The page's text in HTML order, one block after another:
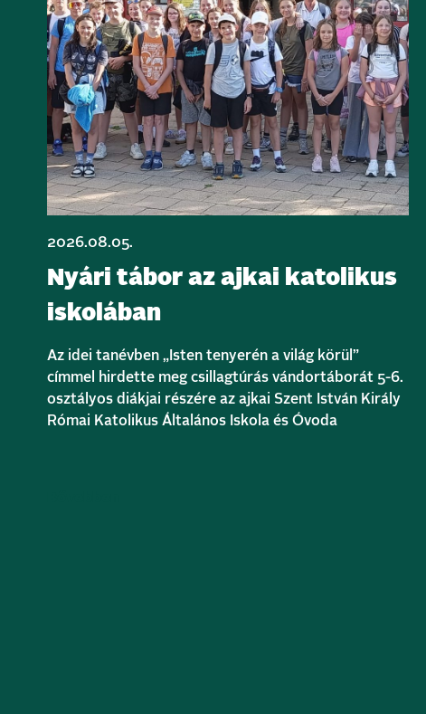
2026.08.05.
Nyári tábor az ajkai katolikus
iskolában
Az idei tanévben „Isten tenyerén a világ körül”
címmel hirdette meg csillagtúrás vándortáborát 5-6.
osztályos diákjai részére az ajkai Szent István Király
Római Katolikus Általános Iskola és Óvoda